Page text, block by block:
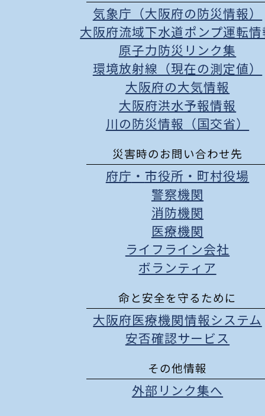
気象庁（大阪府の防災情報）
大阪府流域下水道ポンプ運転情
原子力防災リンク集
環境放射線（現在の測定値）
大阪府の大気情報
大阪府洪水予報情報
川の防災情報（国交省）
災害時のお問い合わせ先
府庁 ・ 市役所 ・ 町村役場
警察機関
消防機関
医療機関
ライフライン会社
ボランティア
命と安全を守るために
大阪府医療機関情報システム
安否確認サービス
その他情報
外部リンク集へ